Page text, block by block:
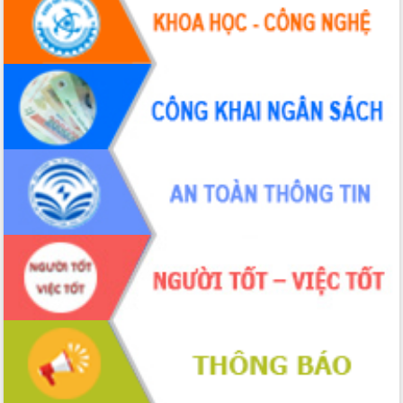
Chương trình “Gặp gỡ hữu nghị –
Friendship Meeting New Year 2026”
Bầu cử Quốc hội và HĐND: Cử tri Đắk
Lắk gửi gắm niềm tin, kỳ vọng vào lá
phiếu
Đắk Lắk sẵn sàng các điều kiện cho
Ngày hội bầu cử đại biểu Quốc hội
khóa XVI và HĐND các cấp nhiệm kỳ
2026-2031
Đảm bảo cuộc bầu cử đại biểu Quốc
hội và đại biểu HĐND các cấp diễn ra
an toàn, hiệu quả, đúng quy định
Thủ tướng Chính phủ Phạm Minh Chính
kiểm tra, chỉ đạo hoàn thành các dự
án cao tốc và thăm khu tái định cư tại
Đắk Lắk
Sôi nổi Hội đua ngựa truyền thống Gò
Thì Thùng mừng Xuân Bính Ngọ 2026
Lãnh đạo tỉnh dâng hương tưởng niệm
tại Đập Đồng Cam đầu Xuân Bính Ngọ
Ngành nông nghiệp phấn đấu tăng